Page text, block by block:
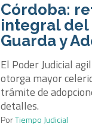
Córdoba:
integral del
Guarda y
El Poder Judicial
otorga mayor
trámite de
detalles.
PorTiempo Judicial